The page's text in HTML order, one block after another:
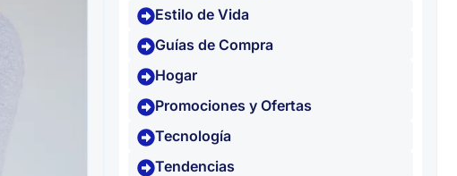
Estilo de Vida
Guías de Compra
Hogar
Promociones y Ofertas
Tecnología
Tendencias